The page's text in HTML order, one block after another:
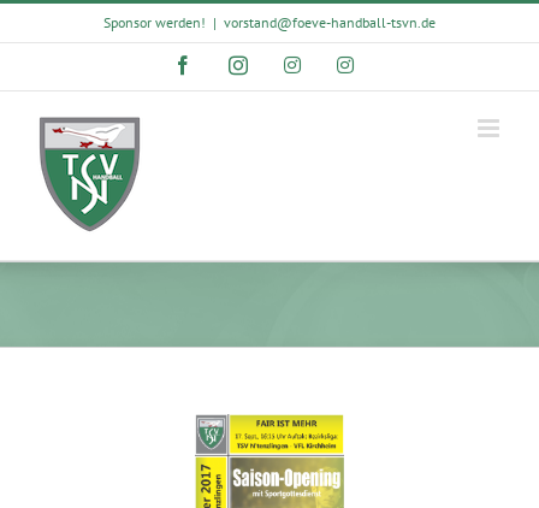
Skip
Sponsor werden! | vorstand@foeve-handball-tsvn.de
FacebookInstagramInstagramInstagram